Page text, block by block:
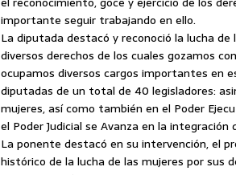
importante seguir trabajando en ello.
La diputada destacó y reconoció la lucha
diversos derechos de los cuales gozamos
ocupamos diversos cargos importantes en
diputadas de un total de 40 legisladores:
mujeres, así como también en el Poder
el Poder Judicial se Avanza en la integración
La ponente destacó en su intervención, el
histórico de la lucha de las mujeres por sus